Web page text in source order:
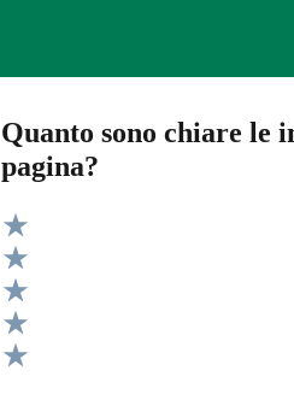
Quanto sono chiare le
pagina?
Valuta 5 stelle su 5
Valuta 4 stelle su 5
Valuta 3 stelle su 5
Valuta 2 stelle su 5